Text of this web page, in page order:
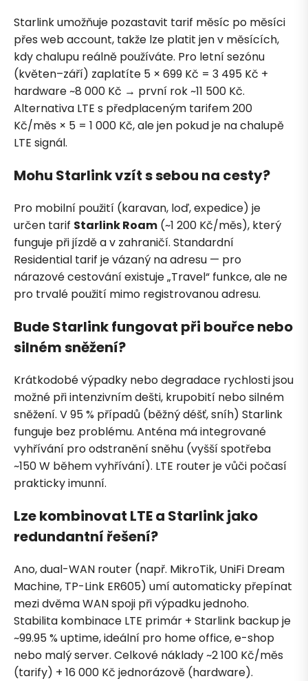
Starlink umožňuje pozastavit tarif měsíc po měsíci
přes web account, takže lze platit jen v měsících,
kdy chalupu reálně používáte. Pro letní sezónu
(květen–září) zaplatíte 5 × 699 Kč = 3 495 Kč +
hardware ~8 000 Kč → první rok ~11 500 Kč.
Alternativa LTE s předplaceným tarifem 200
Kč/měs × 5 = 1 000 Kč, ale jen pokud je na chalupě
LTE signál.
Mohu Starlink vzít s sebou na cesty?
Pro mobilní použití (karavan, loď, expedice) je
určen tarif Starlink Roam (~1 200 Kč/měs), který
funguje při jízdě a v zahraničí. Standardní
Residential tarif je vázaný na adresu — pro
nárazové cestování existuje „Travel“ funkce, ale ne
pro trvalé použití mimo registrovanou adresu.
Bude Starlink fungovat při bouřce nebo
silném sněžení?
Krátkodobé výpadky nebo degradace rychlosti jsou
možné při intenzivním dešti, krupobití nebo silném
sněžení. V 95 % případů (běžný déšť, sníh) Starlink
funguje bez problému. Anténa má integrované
vyhřívání pro odstranění sněhu (vyšší spotřeba
~150 W během vyhřívání). LTE router je vůči počasí
prakticky imunní.
Lze kombinovat LTE a Starlink jako
redundantní řešení?
Ano, dual-WAN router (např. MikroTik, UniFi Dream
Machine, TP-Link ER605) umí automaticky přepínat
mezi dvěma WAN spoji při výpadku jednoho.
Stabilita kombinace LTE primár + Starlink backup je
~99.95 % uptime, ideální pro home office, e-shop
nebo malý server. Celkové náklady ~2 100 Kč/měs
(tarify) + 16 000 Kč jednorázově (hardware).